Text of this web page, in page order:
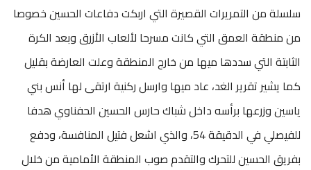
سلسلة من التمريرات القصيرة التي اربكت دفاعات الحسين خصوصا
من منطقة العمق التي كانت مسرحا لألعاب الأزرق وبعد الكرة
الثابتة التي سددها ميها من خارج المنطقة وعلت العارضة بقليل
كما يشير تقرير الغد، عاد ميها وارسل ركنية ارتقى لها أنس بني
ياسين وزرعها برأسه داخل شباك حارس الحسين الحفناوي هدفا
للفيصلي في الدقيقة 54، والذي اشعل فتيل المنافسة، ودفع
بفريق الحسين للتحرك والتقدم صوب المنطقة الأمامية من خلال